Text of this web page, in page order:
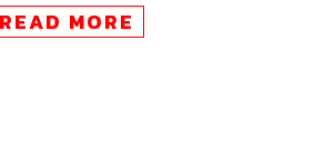
เข้าไปในชีวิตประจำวันเพื่อสุขภาพที่
ม้ ผักที่ปลูกในไร่ พืชตระกูลถั่ว ธัญพืช
READ MORE